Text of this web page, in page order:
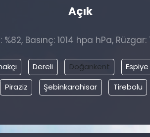
Açık
%82, Basınç: 1014 hpa hPa, Rüzgar:
Dereli Doğankent Espiye
Piraziz Şebinkarahisar Tirebolu